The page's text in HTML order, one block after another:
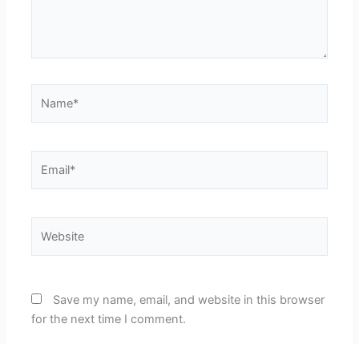
Save my name, email, and website in this browser
for the next time I comment.